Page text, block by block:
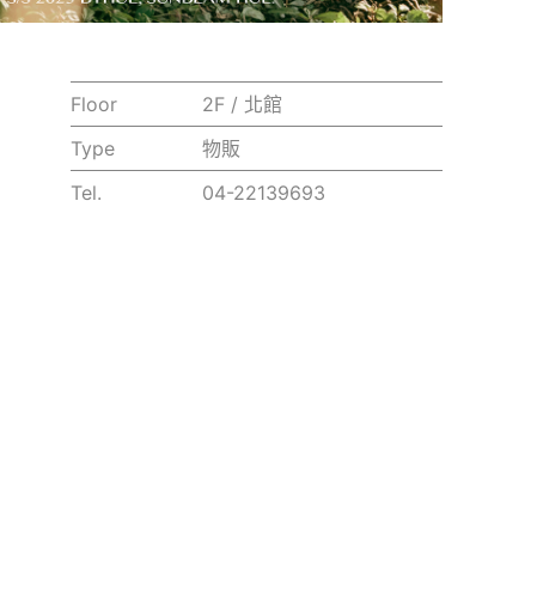
Floor
2F / 北館
Type
物販
Tel.
04-22139693